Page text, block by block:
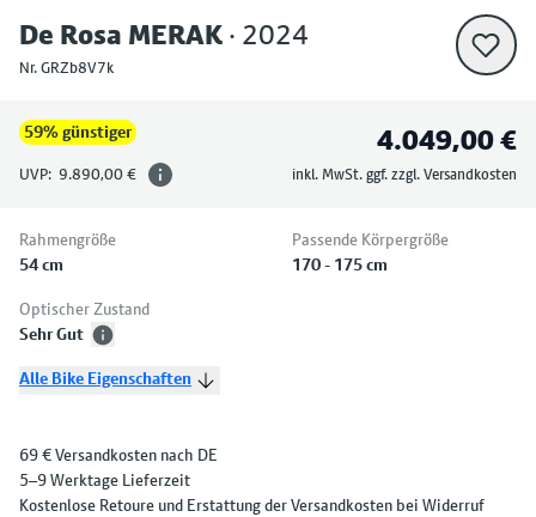
De Rosa MERAK· 2024
Nr.GRZb8V7k
Product information
59% günstiger 4.049,00 €
UVP: 9.890,00 € inkl. MwSt. ggf. zzgl. Versandkosten
Rahmengröße
54 cm
Passende Körpergröße
170 - 175 cm
Optischer Zustand
Sehr Gut
Alle Bike Eigenschaften
69 € Versandkosten nach DE
5–9 Werktage Lieferzeit
Kostenlose Retoure und Erstattung der Versandkosten bei Widerruf